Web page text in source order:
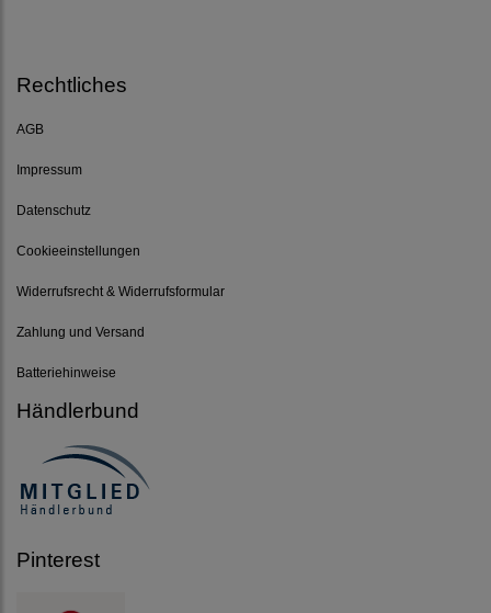
Rechtliches
AGB
Impressum
Datenschutz
Cookieeinstellungen
Widerrufsrecht & Widerrufsformular
Zahlung und Versand
Batteriehinweise
Händlerbund
Pinterest